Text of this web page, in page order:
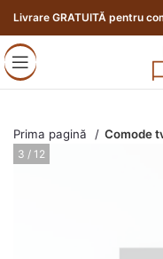
Livrare GRATUITĂ pentru
Prima pagină Comode
3 / 12